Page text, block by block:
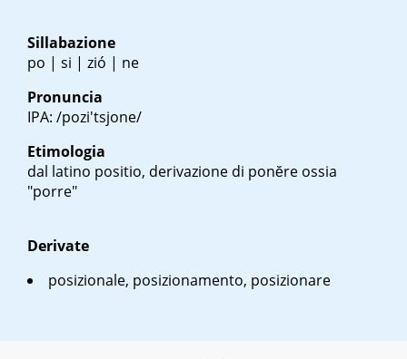
Sillabazione
po | si | zió | ne
Pronuncia
IPA: /pozi'tsjone/
Etimologia
dal latino positio, derivazione di ponĕre ossia
"porre"
Derivate
posizionale, posizionamento, posizionare